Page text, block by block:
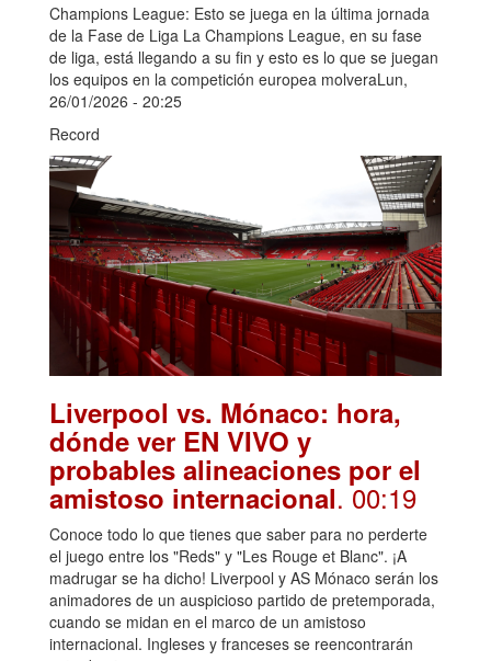
Champions League: Esto se juega en la última jornada
de la Fase de Liga La Champions League, en su fase
de liga, está llegando a su fin y esto es lo que se juegan
los equipos en la competición europea molveraLun,
26/01/2026 - 20:25
Record
Liverpool vs. Mónaco: hora,
dónde ver EN VIVO y
probables alineaciones por el
amistoso internacional. 00:19
Conoce todo lo que tienes que saber para no perderte
el juego entre los "Reds" y "Les Rouge et Blanc". ¡A
madrugar se ha dicho! Liverpool y AS Mónaco serán los
animadores de un auspicioso partido de pretemporada,
cuando se midan en el marco de un amistoso
internacional. Ingleses y franceses se reencontrarán